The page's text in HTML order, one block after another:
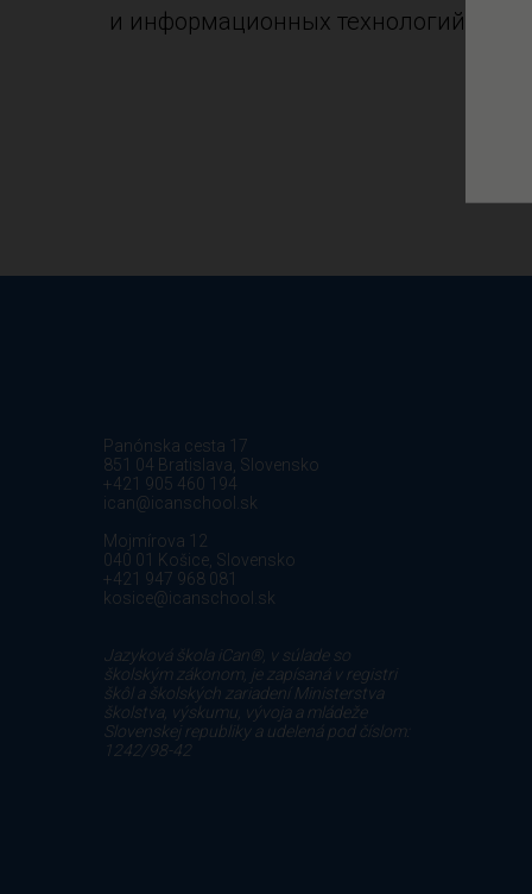
и информационных технологий.
Panónska cesta 17
851 04 Bratislava, Slovensko
+421 905 460 194
ican@icanschool.sk
Mojmírova 12
040 01 Košice, Slovensko
+421 947 968 081
kosice@icanschool.sk
Jazyková škola iCan®, v súlade so
školským zákonom, je zapísaná v registri
škôl a školských zariadení Ministerstva
školstva, výskumu, vývoja a mládeže
Slovenskej republiky a udelená pod číslom:
1242/98-42